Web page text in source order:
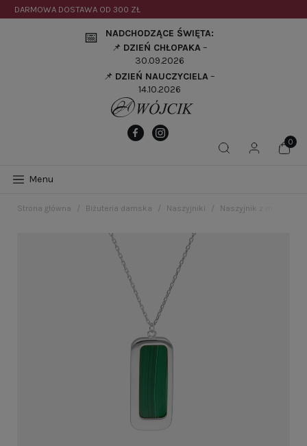
DARMOWA DOSTAWA OD 300 ZŁ
📅
NADCHODZĄCE ŚWIĘTA:
📌 DZIEŃ CHŁOPAKA–
30.09.2026
📌 DZIEŃ NAUCZYCIELA–
14.10.2026
Menu
Strona główna Biżuteria damska Naszyjniki Naszyjnik z